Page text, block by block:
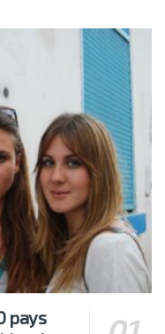
pays